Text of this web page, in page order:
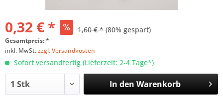
0,32 € * 1,60 € * (80% gespart)
Gesamtpreis:*
inkl. MwSt.zzgl. Versandkosten
Sofort versandfertig (Lieferzeit: 2-4 Tage*)
In den Warenkorb